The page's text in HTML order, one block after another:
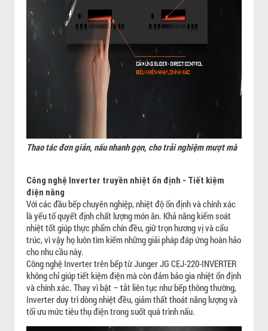
Thao tác đơn giản, nấu nhanh gọn, cho trải nghiệm mượt mà
Công nghệ Inverter truyền nhiệt ổn định - Tiết kiệm
điện năng
Với các đầu bếp chuyên nghiệp, nhiệt độ ổn định và chính xác
là yếu tố quyết định chất lượng món ăn. Khả năng kiểm soát
nhiệt tốt giúp thực phẩm chín đều, giữ trọn hương vị và cấu
trúc, vì vậy họ luôn tìm kiếm những giải pháp đáp ứng hoàn hảo
cho nhu cầu này.
Công nghệ Inverter trên bếp từ Junger JG CEJ-220-INVERTER
không chỉ giúp tiết kiệm điện mà còn đảm bảo gia nhiệt ổn định
và chính xác. Thay vì bật – tắt liên tục như bếp thông thường,
Inverter duy trì dòng nhiệt đều, giảm thất thoát năng lượng và
tối ưu mức tiêu thụ điện trong suốt quá trình nấu.